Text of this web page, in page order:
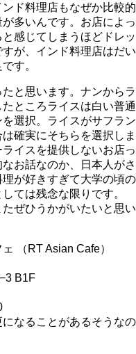
ド料理店もなぜか比較的
多いんです。お店によっ
感じてしまうほどドレッ
が、インド料理店はだい
す。
と思います。ナンからラ
ところライスは白い普通
選択。ライスがサフラン
確実にそちらを選択しま
イスを提供しないお店っ
お話なのか、日本人がさ
が好きすぎて大学の頃の
ては残念な限りです。
ぜひうかがいたいと思い
（RT Asian Cafe）
B1F
なることがあるそうなの